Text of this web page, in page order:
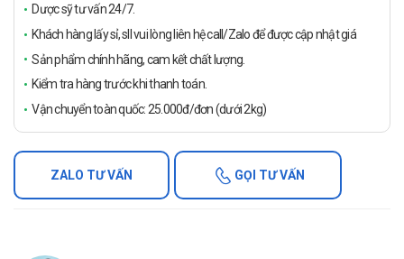
Dược sỹ tư vấn 24/7.
Khách hàng lấy sỉ, sll vui lòng liên hệ call/Zalo để được cập nhật giá
Sản phẩm chính hãng, cam kết chất lượng.
Kiểm tra hàng trước khi thanh toán.
Vận chuyển toàn quốc: 25.000đ/đơn (dưới 2kg)
ZALO TƯ VẤN GỌI TƯ VẤN